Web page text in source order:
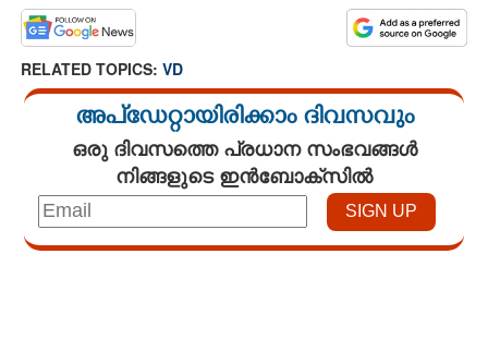
RELATED TOPICS: VD
അപ്ഡേറ്റായിരിക്കാം ദിവസവും
ഒരു ദിവസത്തെ പ്രധാന സംഭവങ്ങൾ
നിങ്ങളുടെ ഇൻബോക്സിൽ